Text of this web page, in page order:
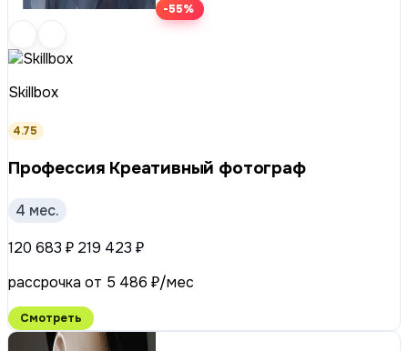
-55%
Skillbox
4.75
Профессия Креативный фотограф
4 мес.
120 683 ₽ 219 423 ₽
рассрочка от 5 486 ₽/мес
Смотреть